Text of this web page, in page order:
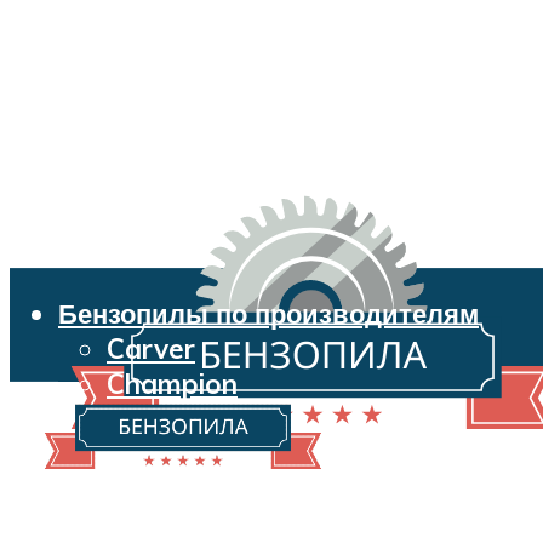
Бензопилы по производителям
Carver
Champion
Echo
Husqvarna